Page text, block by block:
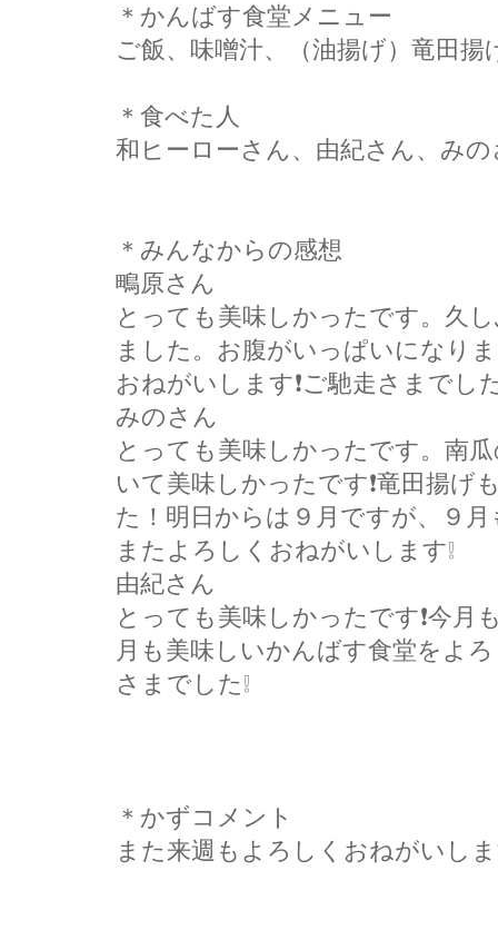
＊かんばす食堂メニュー
ご飯、味噌汁、（油揚げ）竜田揚
＊食べた人
和ヒーローさん、由紀さん、み
＊みんなからの感想
鴫原さん
とっても美味しかったです。久
ました。お腹がいっぱいになり
おねがいします❗ご馳走さまでした
みのさん
とっても美味しかったです。南
いて美味しかったです❗竜田揚
た！明日からは９月ですが、９月
またよろしくおねがいします❕
由紀さん
とっても美味しかったです❗今
月も美味しいかんばす食堂をよ
さまでした❕
＊かずコメント
また来週もよろしくおねがいしま